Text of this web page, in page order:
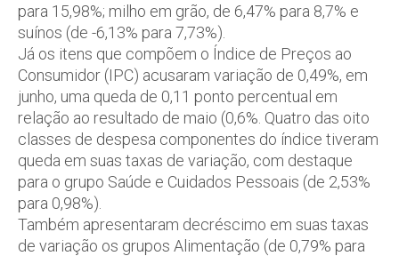
para 15,98%; milho em grão, de 6,47% para 8,7% e
suínos (de -6,13% para 7,73%).
Já os itens que compõem o Índice de Preços ao
Consumidor (IPC) acusaram variação de 0,49%, em
junho, uma queda de 0,11 ponto percentual em
relação ao resultado de maio (0,6%. Quatro das oito
classes de despesa componentes do índice tiveram
queda em suas taxas de variação, com destaque
para o grupo Saúde e Cuidados Pessoais (de 2,53%
para 0,98%).
Também apresentaram decréscimo em suas taxas
de variação os grupos Alimentação (de 0,79% para